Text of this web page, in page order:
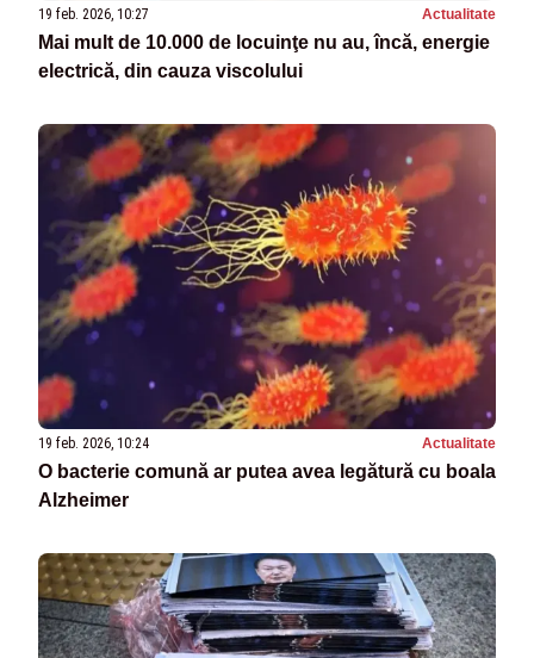
19 feb. 2026, 10:27 Actualitate
Mai mult de 10.000 de locuinţe nu au, încă, energie
electrică, din cauza viscolului
19 feb. 2026, 10:24 Actualitate
O bacterie comună ar putea avea legătură cu boala
Alzheimer